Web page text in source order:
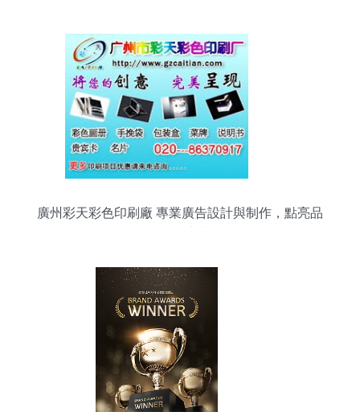
廣州彩天彩色印刷廠 專業廣告設計與制作，點亮品